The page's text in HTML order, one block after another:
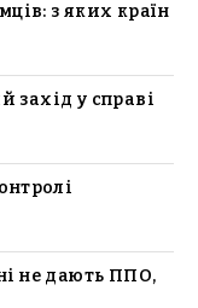
з яких країн
захід у справі
не дають ППО,